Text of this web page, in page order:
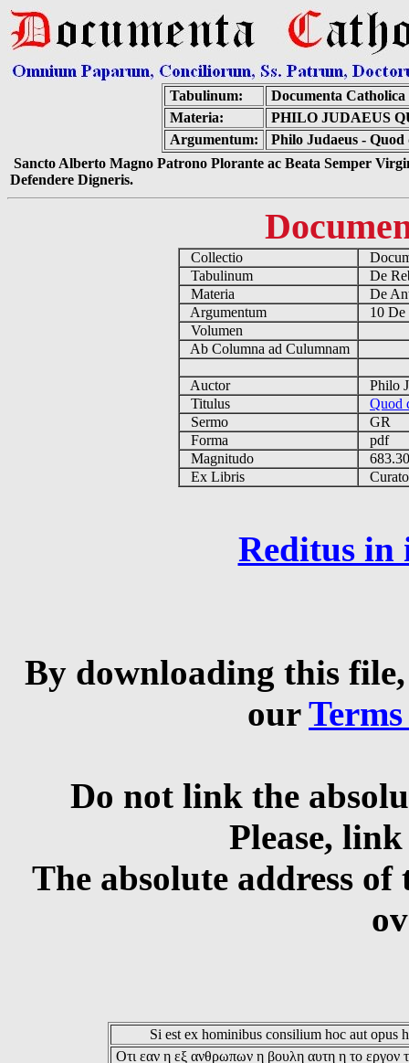
Tabulinum:
Documenta Catholica
Materia:
PHILO JUDAEUS
Argumentum:
Philo Judaeus -
Sancto Alberto Magno Patrono Plorante ac Beata Semper
Defendere Digneris.
Collectio
Tabulinum
De
Materia
De
Argumentum
10 De
Volumen
Ab Columna ad Culumnam
Auctor
Philo
Titulus
Quod
Sermo
GR
Forma
pdf
Magnitudo
Ex Libris
Reditus in
By downloading this
our
Do not link the
Please,
The absolute address
Si est ex hominibus consilium hoc aut opus
Οτι εαν η εξ ανθρωπων η βουλη αυτη η το εργον